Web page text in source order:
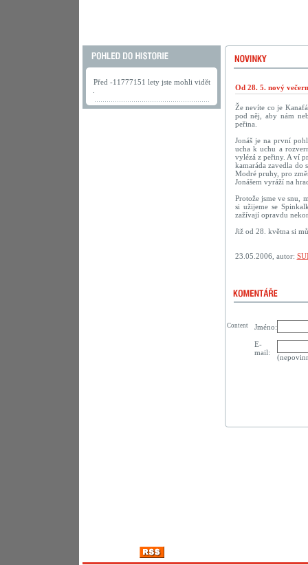
Před -11777151 lety jste mohli vidět
Od 28. 5. nový
Že nevíte co je
pod něj, aby nám
peřina.
Jonáš je na první
ucha k uchu a
vylézá z peřiny. A ví
kamaráda zavedla do
Modré pruhy, pro
Jonášem vyráží na
Protože jsme ve snu,
si užijeme se
zažívají opravdu
Již od 28. května si
23.05.2006, autor:
Jméno:
E-
mail:
Content